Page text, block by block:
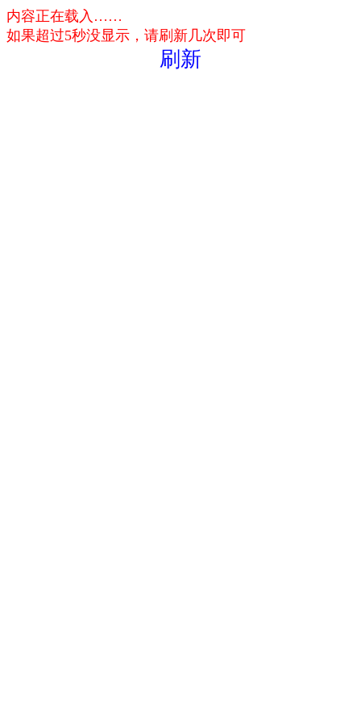
内容正在载入……
如果超过5秒没显示，请刷新几次即可
刷新